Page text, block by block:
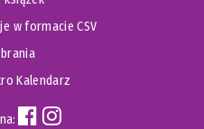
w formacie CSV
Kalendarz